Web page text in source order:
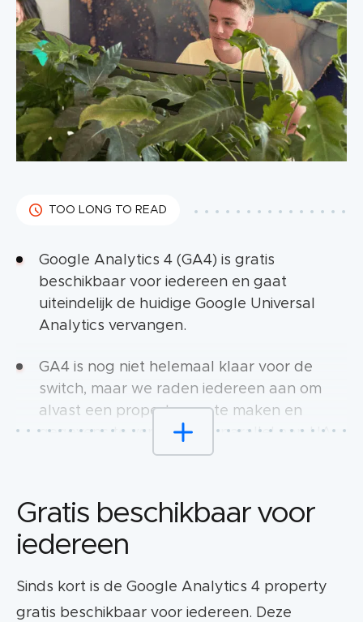
TOO LONG TO READ
Google Analytics 4 (GA4) is gratis
beschikbaar voor iedereen en gaat
uiteindelijk de huidige Google Universal
Analytics vervangen.
GA4 is nog niet helemaal klaar voor de
switch, maar we raden iedereen aan om
alvast een property aan te maken en
gegevens te verzamelen, parallel aan UA.
terwijl Universal Analytics gegevens
gegroepeerd in sessies binnen een
Het voordeel van GA4 is dat je
Gratis beschikbaar voor
iedereen
Sinds kort is de Google Analytics 4 property
gratis beschikbaar voor iedereen. Deze